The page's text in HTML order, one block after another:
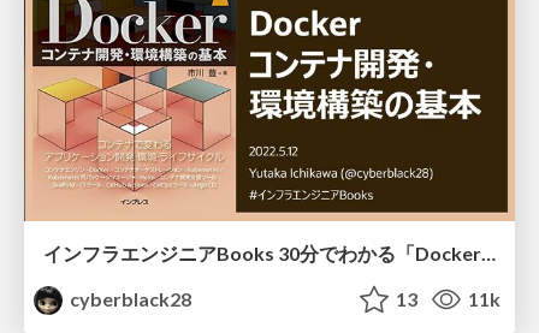
インフラエンジニアBooks 30分でわかる「Dockerコンテナ開発・環境構築の基本」
cyberblack28
13 11k